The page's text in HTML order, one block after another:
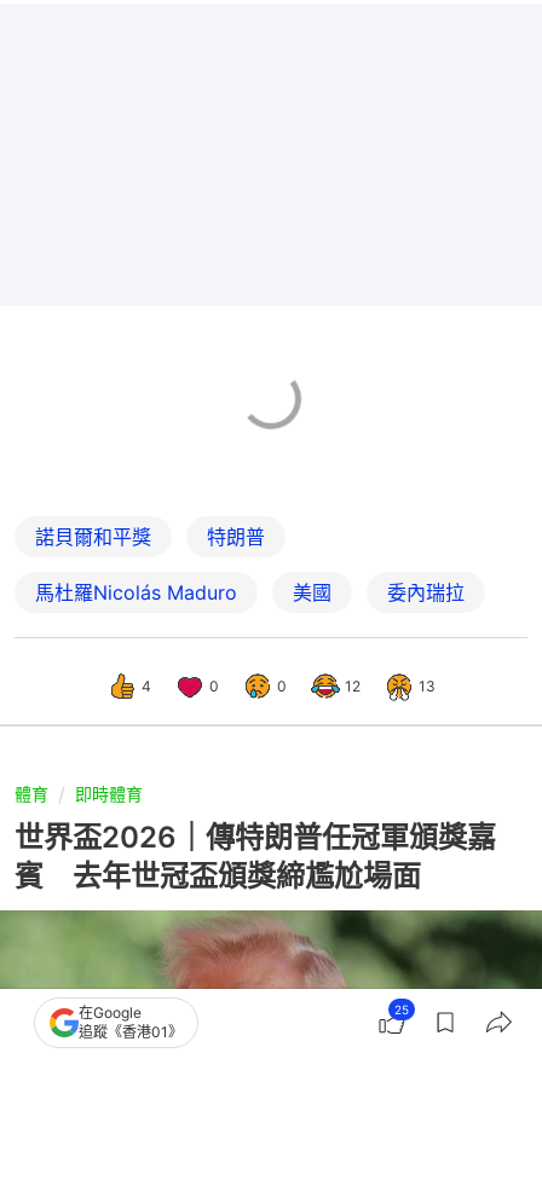
諾貝爾和平獎 特朗普
馬杜羅Nicolás Maduro 美國 委內瑞拉
4 0 0 12 13
體育 即時體育
世界盃2026｜傳特朗普任冠軍頒獎嘉
賓 去年世冠盃頒獎締尷尬場面
在Google
追蹤《香港01》
25